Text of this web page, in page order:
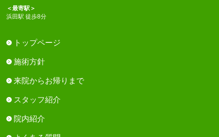
＜最寄駅＞
浜田駅 徒歩8分
トップページ
施術方針
来院からお帰りまで
スタッフ紹介
院内紹介